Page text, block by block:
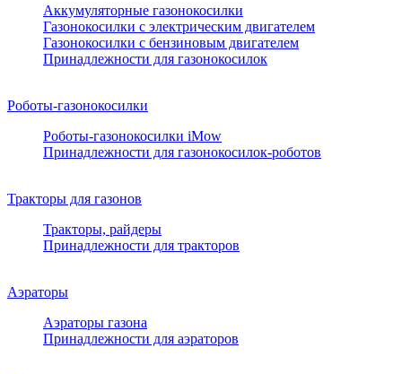
Аккумуляторные газонокосилки
Газонокосилки с электрическим двигателем
Газонокосилки с бензиновым двигателем
Принадлежности для газонокосилок
Роботы-газонокосилки
Роботы-газонокосилки iMow
Принадлежности для газонокосилок-роботов
Тракторы для газонов
Тракторы, райдеры
Принадлежности для тракторов
Аэраторы
Аэраторы газона
Принадлежности для аэраторов